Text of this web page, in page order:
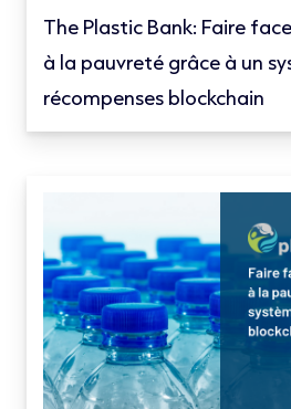
The Plastic Bank: Faire
à la pauvreté grâce à un
récompenses blockchain